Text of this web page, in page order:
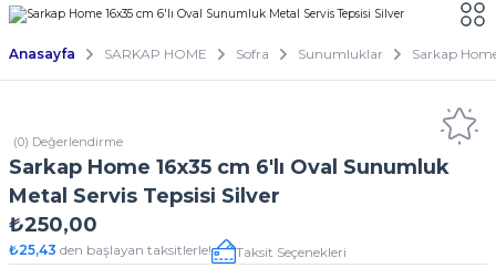
Anasayfa SARKAP HOME Sofra Sunumluklar Sarkap
(0) Değerlendirme
Sarkap Home 16x35 cm 6'lı Oval Sunumluk
Metal Servis Tepsisi Silver
₺250,00
₺25,43 den başlayan taksitlerle!
Taksit Seçenekleri